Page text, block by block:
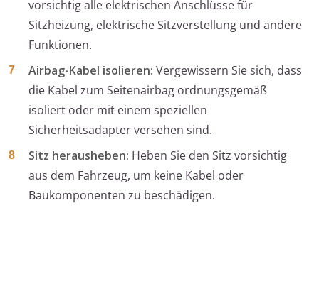
vorsichtig alle elektrischen Anschlüsse für
Sitzheizung, elektrische Sitzverstellung und andere
Funktionen.
Airbag-Kabel isolieren: Vergewissern Sie sich, dass
die Kabel zum Seitenairbag ordnungsgemäß
isoliert oder mit einem speziellen
Sicherheitsadapter versehen sind.
Sitz herausheben: Heben Sie den Sitz vorsichtig
aus dem Fahrzeug, um keine Kabel oder
Baukomponenten zu beschädigen.